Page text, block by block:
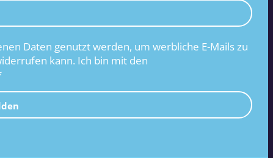
Daten genutzt werden, um werbliche E-Mails zu
kann. Ich bin mit den